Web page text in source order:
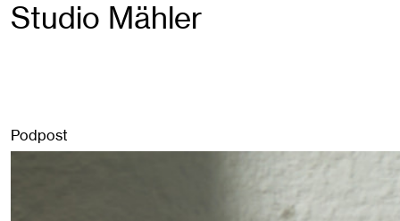
Studio Mähler
Podpost